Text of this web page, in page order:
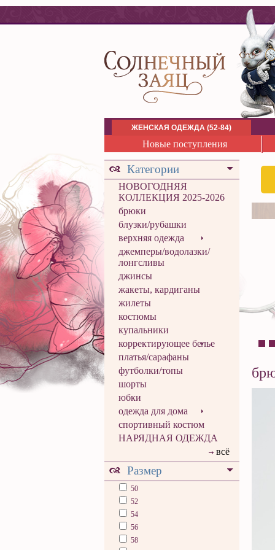
ЖЕНСКАЯ ОДЕЖДА (52-84)
Новые поступления
Категории
НОВОГОДНЯЯ
КОЛЛЕКЦИЯ 2025-2026
брюки
блузки/рубашки
верхняя одежда
джемперы/водолазки/
лонгсливы
джинсы
жакеты, кардиганы
жилеты
костюмы
купальники
корректирующее белье
платья/сарафаны
футболки/топы
шорты
юбки
одежда для дома
спортивный костюм
НАРЯДНАЯ ОДЕЖДА
всё
Размер
50
52
54
56
58